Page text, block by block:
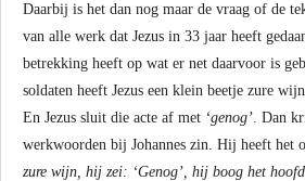
Daarbij is het dan nog maar de vraag of de
van alle werk dat Jezus in 33 jaar heeft
betrekking heeft op wat er net daarvoor is
soldaten heeft Jezus een klein beetje zure
En Jezus sluit die acte af met ‘genog’. Dan
werkwoorden bij Johannes zin. Hij heeft het
zure wijn, hij zei: ‘Genog’, hij boog het